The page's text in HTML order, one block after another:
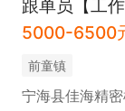
请将简历发送
备注“应聘生产
跟单员【工作
5000-6500
前童镇
宁海县佳海精密